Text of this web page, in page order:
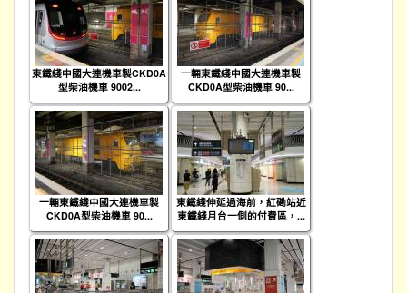
東鐵綫中國大連機車製CKD0A
型柴油機車 9002...
一輛東鐵綫中國大連機車製
CKD0A型柴油機車 90...
一輛東鐵綫中國大連機車製
CKD0A型柴油機車 90...
東鐵綫伸延過海前，紅磡站近
東鐵綫月台一側的付費區，...